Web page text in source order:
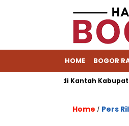
HOME BOGOR
Hilang di Kantah Kabupaten
Home / Pers